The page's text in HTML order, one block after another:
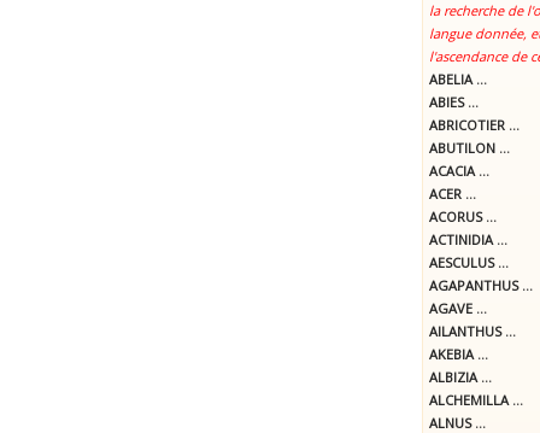
la recherche de
langue donnée,
l'ascendance de
ABELIA ...
ABIES ...
ABRICOTIER ...
ABUTILON ...
ACACIA ...
ACER ...
ACORUS ...
ACTINIDIA ...
AESCULUS ...
AGAPANTHUS ...
AGAVE ...
AILANTHUS ...
AKEBIA ...
ALBIZIA ...
ALCHEMILLA ...
ALNUS ...